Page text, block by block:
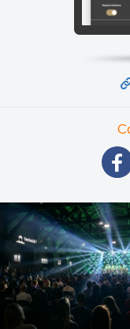
реализовать свои
новые